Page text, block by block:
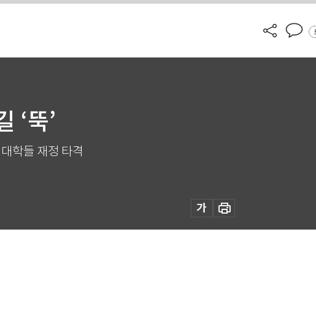
‘뚝’
학들 재정 타격